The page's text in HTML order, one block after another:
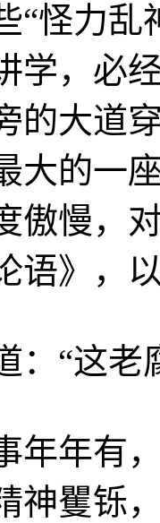
“怪力乱
学，必
的大道
大的一
傲慢，
语》，
：“这老
年年有
神矍铄